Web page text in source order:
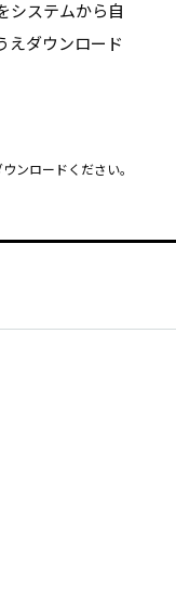
システムから自
えダウンロード
ンロードください。